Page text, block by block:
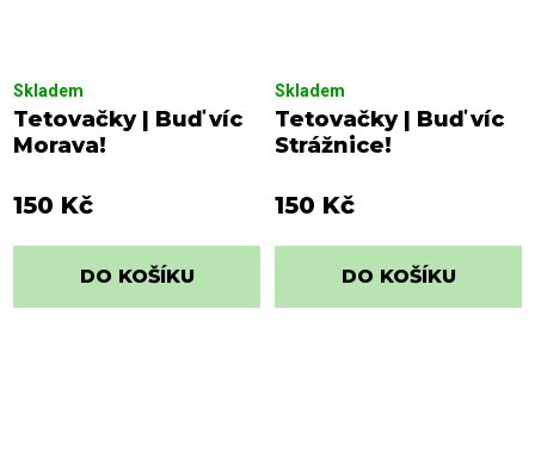
Tetovačky | Buď víc
Morava!
Skladem
150 Kč
DO KOŠÍKU
Tetovačky | Buď víc
Strážnice!
Skladem
150 Kč
DO KOŠÍKU